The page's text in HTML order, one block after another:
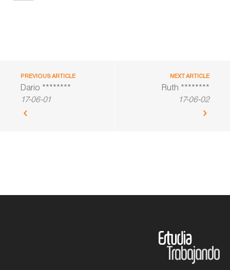
PREVIOUS ARTICLE
Dario ********
17-06-01
NEXT ARTICLE
Ruth ********
17-06-02